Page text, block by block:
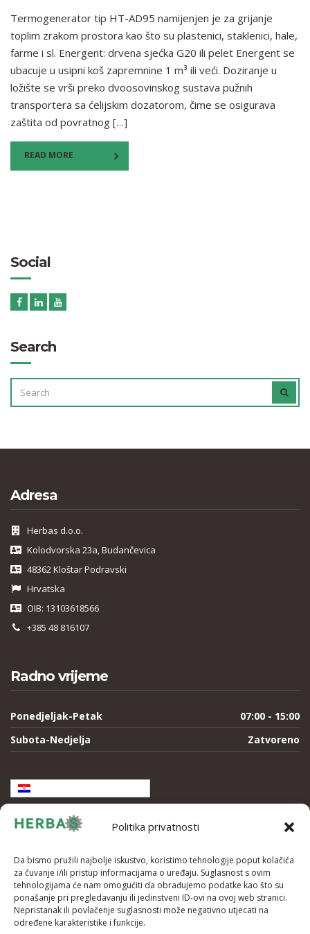
Politika privatnosti
Da bismo pružili najbolje iskustvo, koristimo tehnologije poput kolačića
za čuvanje i/ili pristup informacijama o uređaju. Suglasnost s ovim
tehnologijama će nam omogućiti da obrađujemo podatke kao što su
ponašanje pri pregledavanju ili jedinstveni ID-ovi na ovoj web stranici.
Nepristanak ili povlačenje suglasnosti može negativno utjecati na
određene karakteristike i funkcije.
Termogenerator tip HT-AD95 namijenjen je za grijanje
toplim zrakom prostora kao što su plastenici, staklenici, hale,
farme i sl. Energent: drvena sjećka G20 ili pelet Energent se
ubacuje u usipni koš zapremnine 1 m³ ili veći. Doziranje u
ložište se vrši preko dvoosovinskog sustava pužnih
transportera sa ćelijskim dozatorom, čime se osigurava
zaštita od povratnog […]
READ MORE
Social
Search
SEARCH
FOR:
Adresa
Herbas d.o.o.
Kolodvorska 23a, Budančevica
48362 Kloštar Podravski
Hrvatska
OIB: 13103618566
+385 48 816107
Radno vrijeme
Ponedjeljak-Petak
07:00 - 15:00
Subota-Nedjelja
Zatvoreno